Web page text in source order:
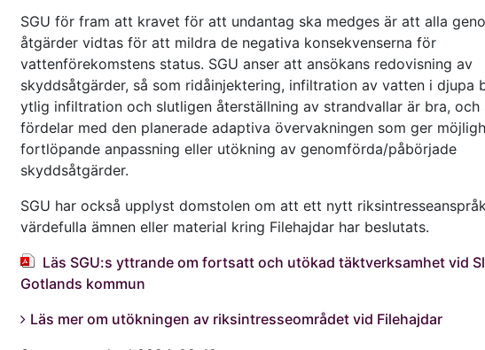
SGU för fram att kravet för att undantag ska medges är att alla
åtgärder vidtas för att mildra de negativa konsekvenserna för
vattenförekomstens status. SGU anser att ansökans redovisning av
skyddsåtgärder, så som ridåinjektering, infiltration av vatten i djupa
ytlig infiltration och slutligen återställning av strandvallar är bra, och
fördelar med den planerade adaptiva övervakningen som ger
fortlöpande anpassning eller utökning av genomförda/påbörjade
skyddsåtgärder.
SGU har också upplyst domstolen om att ett nytt
värdefulla ämnen eller material kring Filehajdar har beslutats.
Läs SGU:s yttrande om fortsatt och utökad täktverksamhet vid
Gotlands kommun
Läs mer om utökningen av riksintresseområdet vid Filehajdar